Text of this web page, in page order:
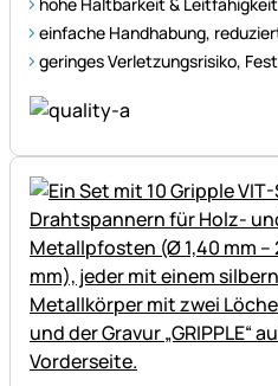
einfache Handhabung,
geringes Verletzungsrisiko,